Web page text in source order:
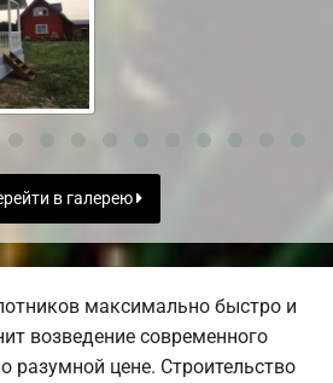
в галерею
максимально быстро и
возведение современного
разумной цене. Строительство